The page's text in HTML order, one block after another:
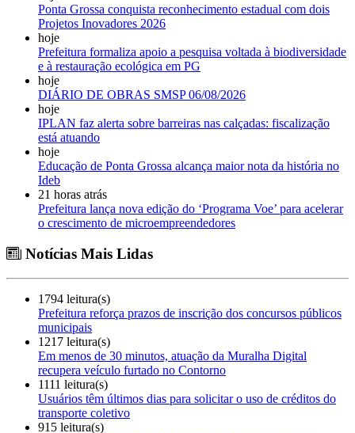
Ponta Grossa conquista reconhecimento estadual com dois
Projetos Inovadores 2026
hoje
Prefeitura formaliza apoio a pesquisa voltada à biodiversidade
e à restauração ecológica em PG
hoje
DIÁRIO DE OBRAS SMSP 06/08/2026
hoje
IPLAN faz alerta sobre barreiras nas calçadas: fiscalização
está atuando
hoje
Educação de Ponta Grossa alcança maior nota da história no
Ideb
21 horas atrás
Prefeitura lança nova edição do ‘Programa Voe’ para acelerar
o crescimento de microempreendedores
Notícias Mais Lidas
1794 leitura(s)
Prefeitura reforça prazos de inscrição dos concursos públicos
municipais
1217 leitura(s)
Em menos de 30 minutos, atuação da Muralha Digital
recupera veículo furtado no Contorno
1111 leitura(s)
Usuários têm últimos dias para solicitar o uso de créditos do
transporte coletivo
915 leitura(s)